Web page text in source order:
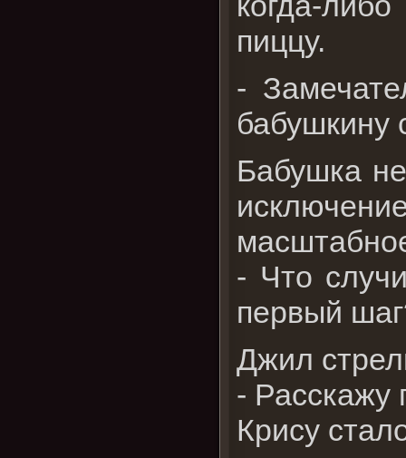
пиццу.
-
бабушкину
Бабушка
- Что
первый
Джил
- Расскажу
Крису